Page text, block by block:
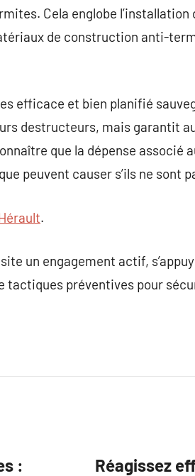
Cela englobe
de construction anti-
efficace et bien planifié
destructeurs, mais garantit
que la dépense
peuvent causer s’ils ne sont
.
un engagement actif,
tactiques préventives pour
:
Réagissez